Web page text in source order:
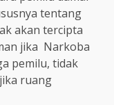
tentang
akan tercipta
jika Narkoba
pemilu, tidak
ruang